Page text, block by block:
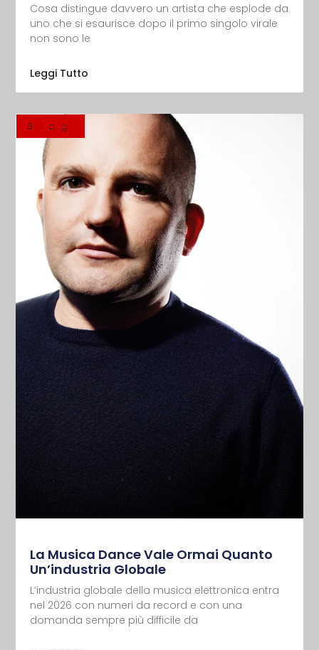
Cosa distingue davvero un artista che esplode da
uno che si esaurisce dopo il primo singolo virale
non sono le
Leggi Tutto
Blog
La Musica Dance Vale Ormai Quanto
Un’industria Globale
L’industria globale della musica elettronica entra
nel 2026 con numeri da record e con una
domanda sempre più difficile da